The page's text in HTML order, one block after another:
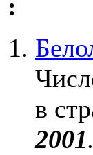
:
в
2001